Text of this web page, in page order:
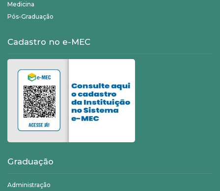
Medicina
Pós-Graduação
Cadastro no e-MEC
Graduação
Administração